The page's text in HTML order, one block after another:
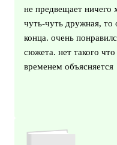
не предвещает ничего
чуть-чуть дружная, то
конца. очень
сюжета. нет такого
временем объясняется